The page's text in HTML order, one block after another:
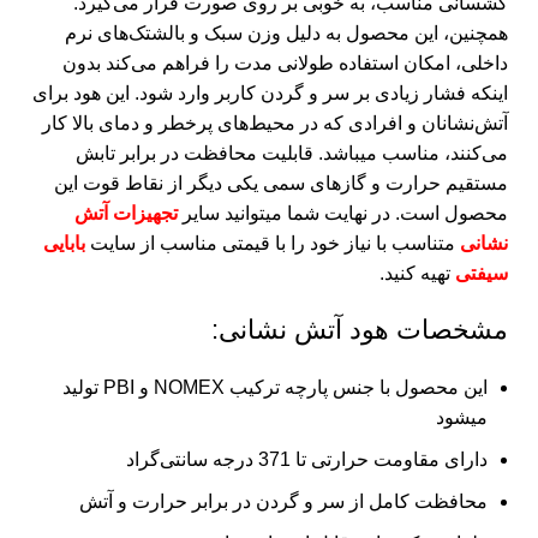
همچنین، این محصول به دلیل وزن سبک و بالشتک‌های نرم
داخلی، امکان استفاده طولانی‌ مدت را فراهم می‌کند بدون
اینکه فشار زیادی بر سر و گردن کاربر وارد شود. این هود برای
آتش‌نشانان و افرادی که در محیط‌های پرخطر و دمای بالا کار
می‌کنند، مناسب میباشد. قابلیت محافظت در برابر تابش
مستقیم حرارت و گازهای سمی یکی دیگر از نقاط قوت این
محصول است. در نهایت شما میتوانید سایرتجهیزات آتش
نشانی متناسب با نیاز خود را با قیمتی مناسب از سایت بابایی
سیفتی تهیه کنید.
مشخصات هود آتش نشانی:
این محصول با جنس پارچه ترکیب NOMEX و PBI تولید
میشود
دارای مقاومت حرارتی تا 371 درجه سانتی‌گراد
محافظت کامل از سر و گردن در برابر حرارت و آتش